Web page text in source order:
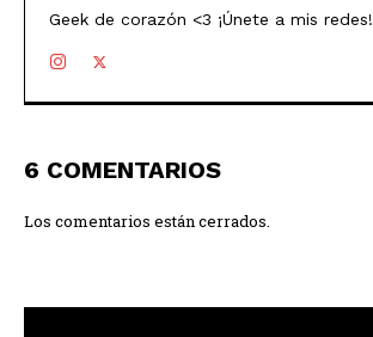
Geek de corazón <3 ¡Únete a mis redes!
6 COMENTARIOS
Los comentarios están cerrados.